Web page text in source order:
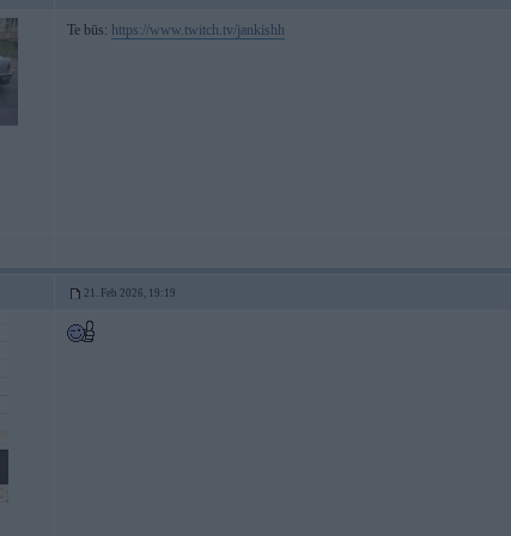
Te būs: https://www.twitch.tv/jankishh
21. Feb 2026, 19:19